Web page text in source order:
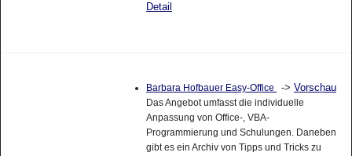
Detail
Barbara Hofbauer Easy-Office -> Vorschau
Das Angebot umfasst die individuelle
Anpassung von Office-, VBA-
Programmierung und Schulungen. Daneben
gibt es ein Archiv von Tipps und Tricks zu